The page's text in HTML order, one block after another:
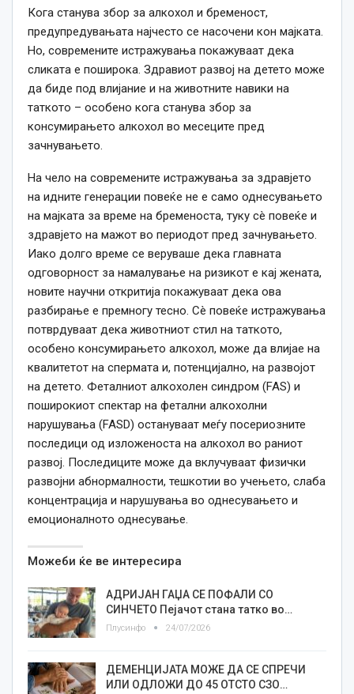
Кога станува збор за алкохол и бременост,
предупредувањата најчесто се насочени кон мајката.
Но, современите истражувања покажуваат дека
сликата е поширока. Здравиот развој на детето може
да биде под влијание и на животните навики на
таткото – особено кога станува збор за
консумирањето алкохол во месеците пред
зачнувањето.
На чело на современите истражувања за здравјето
на идните генерации повеќе не е само однесувањето
на мајката за време на бременоста, туку сè повеќе и
здравјето на мажот во периодот пред зачнувањето.
Иако долго време се веруваше дека главната
одговорност за намалување на ризикот е кај жената,
новите научни откритија покажуваат дека ова
разбирање е премногу тесно. Сè повеќе истражувања
потврдуваат дека животниот стил на таткото,
особено консумирањето алкохол, може да влијае на
квалитетот на спермата и, потенцијално, на развојот
на детето. Феталниот алкохолен синдром (FAS) и
поширокиот спектар на фетални алкохолни
нарушувања (FASD) остануваат меѓу посериозните
последици од изложеноста на алкохол во раниот
развој. Последиците може да вклучуваат физички
развојни абнормалности, тешкотии во учењето, слаба
концентрација и нарушувања во однесувањето и
емоционалното однесување.
Можеби ќе ве интересира
АДРИЈАН ГАЏА СЕ ПОФАЛИ СО
СИНЧЕТО Пејачот стана татко во…
Плусинфо 24/07/2026
ДЕМЕНЦИЈАТА МОЖЕ ДА СЕ СПРЕЧИ
ИЛИ ОДЛОЖИ ДО 45 ОТСТО СЗО…